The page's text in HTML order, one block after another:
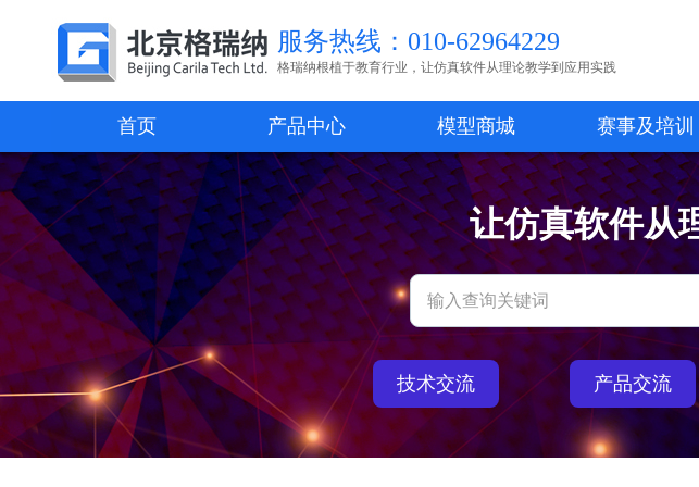
服务热线：010-62964229
格瑞纳根植于教育行业，让仿真软件从理论教学到应用实践
首页 产品中心 模型商城 赛事及培训
让仿真软件从
技术交流 产品交流